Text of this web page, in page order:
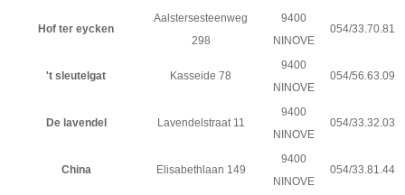
Hof ter eycken
Aalstersesteenweg
298
9400
NINOVE
054/33.70.81
't sleutelgat Kasseide 78
9400
NINOVE
054/56.63.09
De lavendel Lavendelstraat 11
9400
NINOVE
054/33.32.03
China Elisabethlaan 149
9400
NINOVE
054/33.81.44